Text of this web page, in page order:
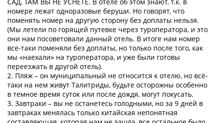
номере лежат одноразовые беруши. Но говорят, что
поменять номер на другую сторону без доплаты нельзя.
(Мы летели по горящей путевке через туроператора, и это
они нам посоветовали данный отель. В итоге нам номер
все-таки поменяли без доплаты, но только после того, как
мы «наехали» на туроператора, и уже были готовы
переезжать в другой отель).
2. Пляж – он муниципальный не относится к отелю, но всё-
таки на нем живут Талитриды, будьте осторожны особенно
в темное время суток или после дождя, могут покусать.
3. Завтраки – вы не останетесь голодными, но за 9 дней в
завтраках менялась только китайская непонятная